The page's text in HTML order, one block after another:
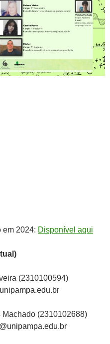
em 2024: Disponível aqui
(2310100594)
Machado (2310102688)